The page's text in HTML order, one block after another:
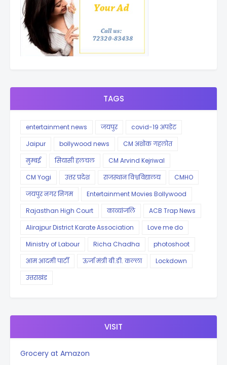
TAGS
entertainment news जयपुर
covid-19 अपडेट
Jaipur
bollywood news
CM अशोक गहलोत
मुम्बई
सियासी हलचल
CM Arvind Kejriwal
CM Yogi
उत्तर प्रदेश राजस्थान विश्वविद्यालय
CMHO
जयपुर नगर निगम
Entertainment Movies Bollywood
Rajasthan High Court
काव्यांजलि
ACB Trap News
Alirajpur District Karate Association
Love me do
Ministry of Labour
Richa Chadha
photoshoot
आम आदमी पार्टी
ऊर्जा मंत्री बी.डी. कल्ला
Lockdown
उत्तराखंड
VISIT
Grocery at Amazon